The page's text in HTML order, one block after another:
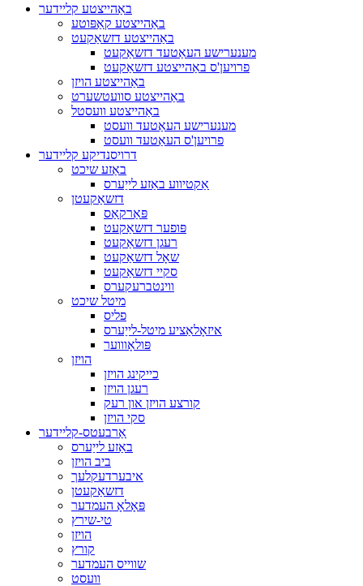
באַהייצטע קליידער
באַהייצטע קאַפּוטע
באַהייצטע דזשאַקעט
מענערישע העאַטעד דזשאַקעט
פרויען'ס באַהייצטע דזשאַקעט
באַהייצטע הויזן
באַהייצטע סוועטשערט
באַהייצטע וועסטל
מענערישע העאַטעד וועסט
פרויען'ס העאַטעד וועסט
דרויסנדיקע קליידער
באַזע שיכט
אַקטיווע באַזע לייַערס
דזשאַקעטן
פּאַרקאַס
פּופער דזשאַקעט
רעגן דזשאַקעט
שאָל דזשאַקעט
סקיי דזשאַקעט
ווינטברעקערס
מיטל שיכט
פליס
איזאָלאַציע מיטל-לייַערס
פּולאָוווער
הויזן
כייקינג הויזן
רעגן הויזן
קורצע הויזן און רעק
סקי הויזן
אַרבעטס-קליידער
באַזע לייַערס
ביב הויזן
איבערדעקלעך
דזשאַקעטן
פּאָלאָ העמדער
טי-שירץ
הויזן
קורץ
שווייס העמדער
וועסט